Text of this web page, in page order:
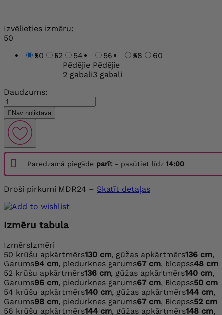
Izvēlieties izmēru:
50
50
52
54
Pēdējie
2 gabali
56
Pēdējie
3 gabali
58 60
Daudzums:
 Nav noliktavā
Paredzamā piegāde parīt - pasūtiet līdz 14:00
Droši pirkumi MDR24 – Skatīt detaļas
Izmēru tabula
IzmērsIzmēri
50 krūšu apkārtmērs130 cm, gūžas apkārtmērs136 cm,
Garums94 cm, piedurknes garums67 cm, bicepss48 cm
52 krūšu apkārtmērs136 cm, gūžas apkārtmērs140 cm,
Garums96 cm, piedurknes garums67 cm, Bicepss50 cm
54 krūšu apkārtmērs140 cm, gūžas apkārtmērs144 cm,
Garums98 cm, piedurknes garums67 cm, Bicepss52 cm
56 krūšu apkārtmērs144 cm, gūžas apkārtmērs148 cm,